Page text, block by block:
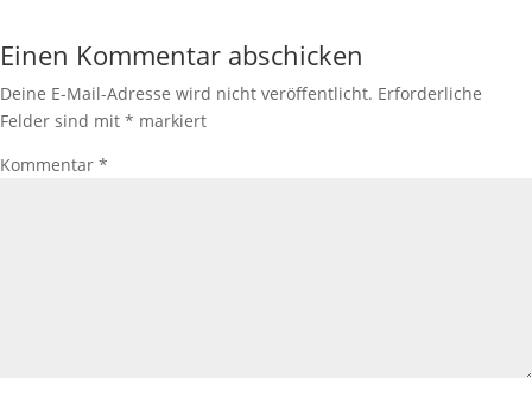
Einen Kommentar abschicken
Deine E-Mail-Adresse wird nicht veröffentlicht. Erforderliche
Felder sind mit * markiert
Kommentar *